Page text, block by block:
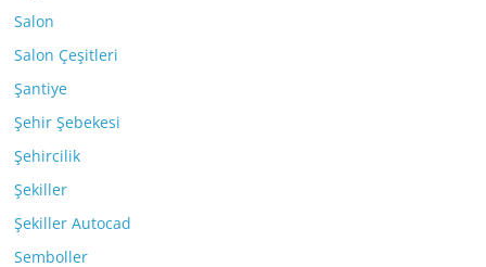
Salon
Salon Çeşitleri
Şantiye
Şehir Şebekesi
Şehircilik
Şekiller
Şekiller Autocad
Semboller